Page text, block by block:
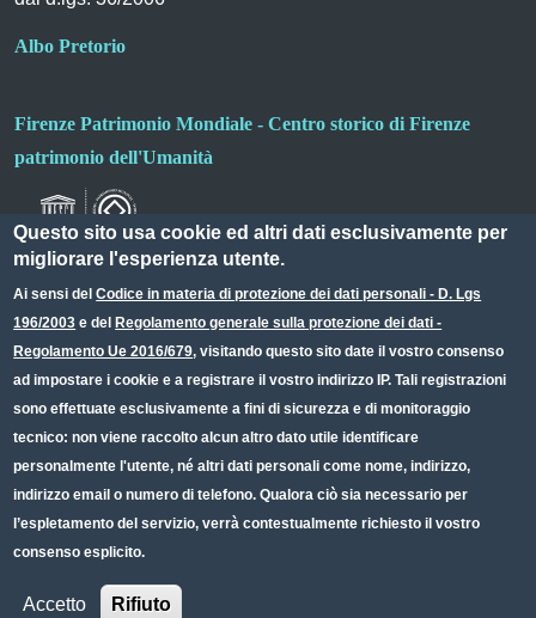
Albo Pretorio
Firenze Patrimonio Mondiale - Centro storico di Firenze
patrimonio dell'Umanità
Small prints
Useful links section
Redazione web
Privacy
Note legali
Dichiarazione Accessibilità
CC BY 4.0 IT
Questo sito usa cookie ed altri dati esclusivamente per
migliorare l'esperienza utente.
Ai sensi delCodice in materia di protezione dei dati personali - D. Lgs
196/2003 e del Regolamento generale sulla protezione dei dati -
Regolamento Ue 2016/679, visitando questo sito date il vostro consenso
ad impostare i cookie e a registrare il vostro indirizzo IP. Tali registrazioni
sono effettuate esclusivamente a fini di sicurezza e di monitoraggio
tecnico: non viene raccolto alcun altro dato utile identificare
personalmente l'utente, né altri dati personali come nome, indirizzo,
indirizzo email o numero di telefono. Qualora ciò sia necessario per
l’espletamento del servizio, verrà contestualmente richiesto il vostro
consenso esplicito.
Accetto Rifiuto